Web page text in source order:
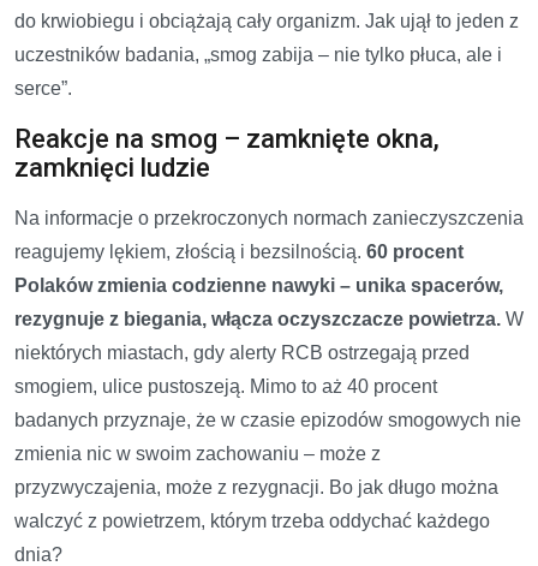
do krwiobiegu i obciążają cały organizm. Jak ujął to jeden z
uczestników badania, „smog zabija – nie tylko płuca, ale i
serce”.
Reakcje na smog – zamknięte okna,
zamknięci ludzie
Na informacje o przekroczonych normach zanieczyszczenia
reagujemy lękiem, złością i bezsilnością. 60 procent
Polaków zmienia codzienne nawyki – unika spacerów,
rezygnuje z biegania, włącza oczyszczacze powietrza. W
niektórych miastach, gdy alerty RCB ostrzegają przed
smogiem, ulice pustoszeją. Mimo to aż 40 procent
badanych przyznaje, że w czasie epizodów smogowych nie
zmienia nic w swoim zachowaniu – może z
przyzwyczajenia, może z rezygnacji. Bo jak długo można
walczyć z powietrzem, którym trzeba oddychać każdego
dnia?